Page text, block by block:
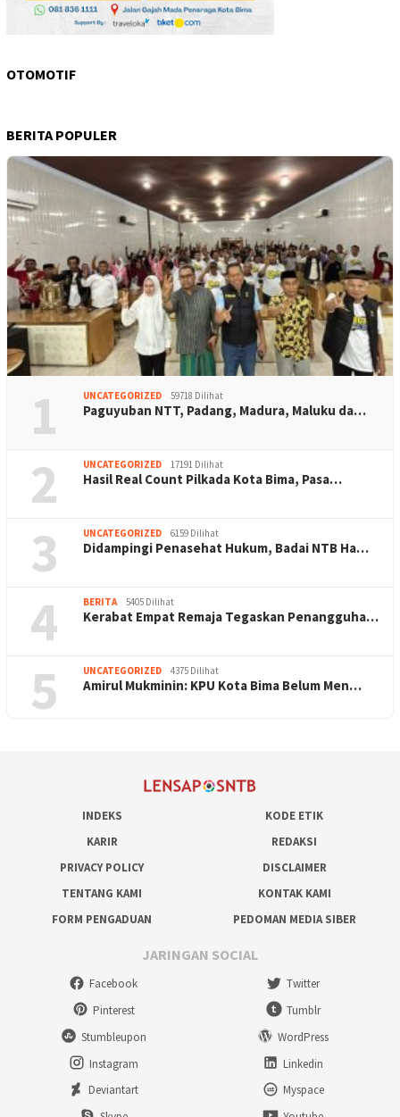
OTOMOTIF
BERITA POPULER
1 UNCATEGORIZED 59718 Dilihat
Paguyuban NTT, Padang, Madura, Maluku da…
2 UNCATEGORIZED 17191 Dilihat
Hasil Real Count Pilkada Kota Bima, Pasa…
3 UNCATEGORIZED 6159 Dilihat
Didampingi Penasehat Hukum, Badai NTB Ha…
4 BERITA 5405 Dilihat
Kerabat Empat Remaja Tegaskan Penangguha…
5 UNCATEGORIZED 4375 Dilihat
Amirul Mukminin: KPU Kota Bima Belum Men…
INDEKS
KODE ETIK
KARIR
REDAKSI
PRIVACY POLICY
DISCLAIMER
TENTANG KAMI
KONTAK KAMI
FORM PENGADUAN
PEDOMAN MEDIA SIBER
JARINGAN SOCIAL
Facebook
Twitter
Pinterest
Tumblr
Stumbleupon
WordPress
Instagram
Linkedin
Deviantart
Myspace